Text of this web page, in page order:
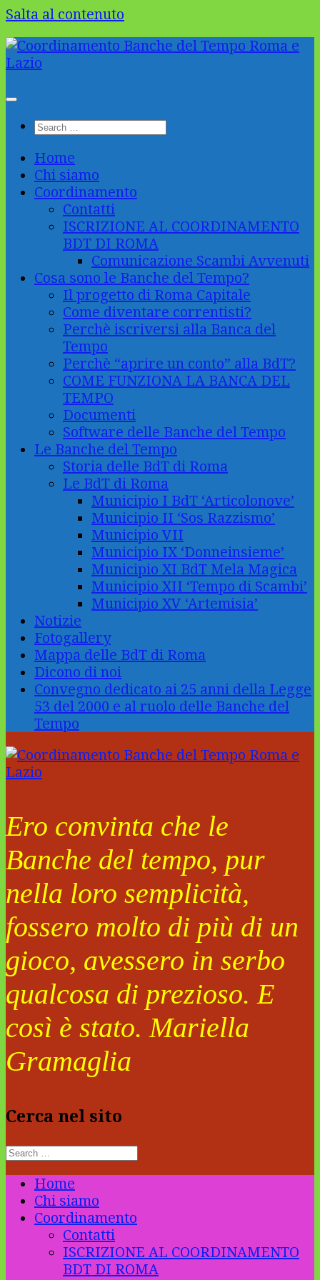
Salta al contenuto
Home
Chi siamo
Coordinamento
Contatti
ISCRIZIONE AL COORDINAMENTO
BDT DI ROMA
Comunicazione Scambi Avvenuti
Cosa sono le Banche del Tempo?
Il progetto di Roma Capitale
Come diventare correntisti?
Perchè iscriversi alla Banca del
Tempo
Perchè “aprire un conto” alla BdT?
COME FUNZIONA LA BANCA DEL
TEMPO
Documenti
Software delle Banche del Tempo
Le Banche del Tempo
Storia delle BdT di Roma
Le BdT di Roma
Municipio I BdT ‘Articolonove’
Municipio II ‘Sos Razzismo’
Municipio VII
Municipio IX ‘Donneinsieme’
Municipio XI BdT Mela Magica
Municipio XII ‘Tempo di Scambi’
Municipio XV ‘Artemisia’
Notizie
Fotogallery
Mappa delle BdT di Roma
Dicono di noi
Convegno dedicato ai 25 anni della Legge
53 del 2000 e al ruolo delle Banche del
Tempo
Ero convinta che le
Banche del tempo, pur
nella loro semplicità,
fossero molto di più di un
gioco, avessero in serbo
qualcosa di prezioso. E
così è stato. Mariella
Gramaglia
Cerca nel sito
Home
Chi siamo
Coordinamento
Contatti
ISCRIZIONE AL COORDINAMENTO
BDT DI ROMA